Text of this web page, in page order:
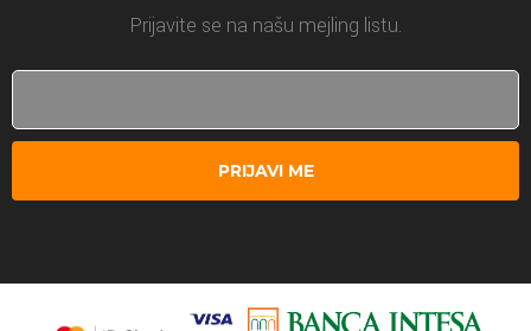
Prijavite se na našu mejling listu.
PRIJAVI ME